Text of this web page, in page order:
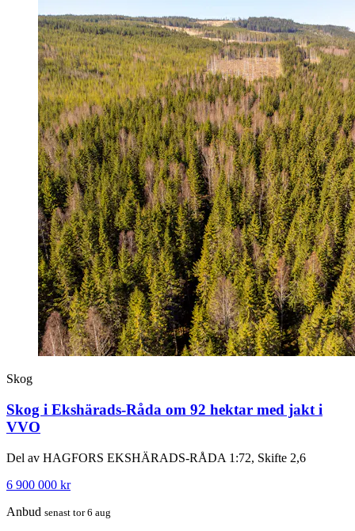
Skog
Skog i Ekshärads-Råda om 92 hektar med jakt i
VVO
Del av HAGFORS EKSHÄRADS-RÅDA 1:72, Skifte 2,6
6 900 000 kr
Anbud senast tor 6 aug